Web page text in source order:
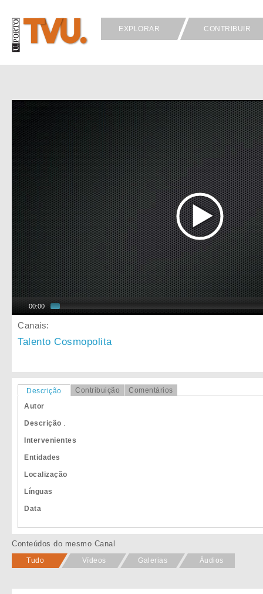
EXPLORAR CONTRIBUIR
00:00
Canais:
Talento Cosmopolita
Descrição Contribuição
Comentários
Autor
Descrição
Intervenientes
Entidades
Localização
Línguas
Data
Conteúdos do mesmo Canal
Tudo Vídeos Galerias Áudios